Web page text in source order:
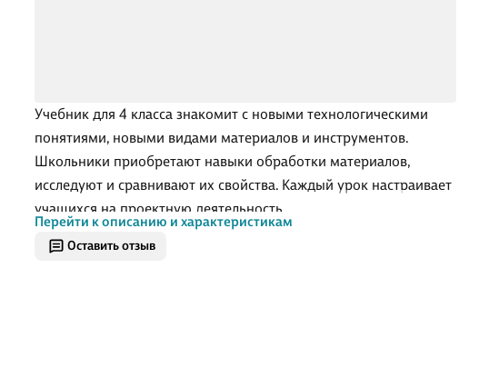
Оставить отзыв
Учебник для 4 класса знакомит с новыми технологическими
понятиями, новыми видами материалов и инструментов.
Школьники приобретают навыки обработки материалов,
исследуют и сравнивают их свойства. Каждый урок настраивает
учащихся на проектную деятельность.
Учебник соответствует Федеральному государственному
образовательному стандарту и Примерной основной
Перейти к описанию и характеристикам